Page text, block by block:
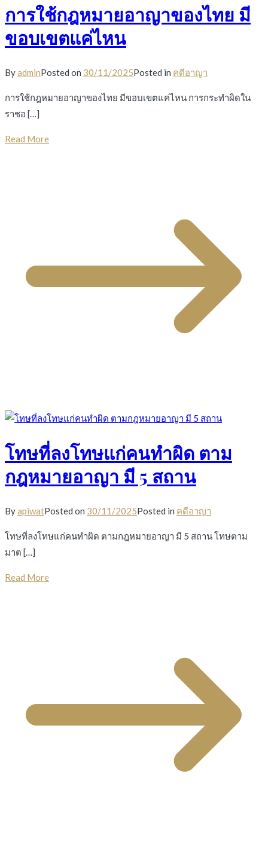
การใช้กฎหมายอาญาของไทย มี
ขอบเขตแค่ไหน
ByadminPosted on 30/11/2025Posted in คดีอาญา
การใช้กฎหมายอาญาของไทย มีขอบเขตแค่ไหน การกระทำผิดใน
ราชอ […]
Read More
โทษที่ลงโทษแก่คนทำผิด ตาม
กฎหมายอาญา มี 5 สถาน
ByapiwatPosted on 30/11/2025Posted in คดีอาญา
โทษที่ลงโทษแก่คนทำผิด ตามกฎหมายอาญา มี 5 สถาน โทษตาม
มาต […]
Read More